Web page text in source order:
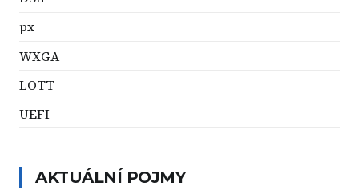
px
WXGA
LOTT
UEFI
AKTUÁLNÍ POJMY